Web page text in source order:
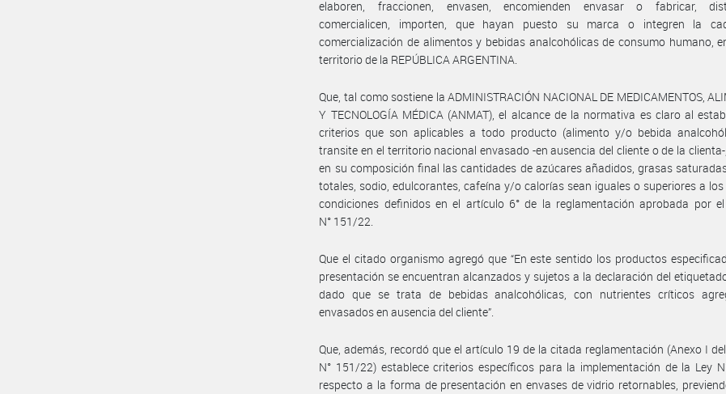
elaboren, fraccionen, envasen, encomienden envasar o fabricar,
comercialicen, importen, que hayan puesto su marca o integren la
comercialización de alimentos y bebidas analcohólicas de consumo humano,
territorio de la REPÚBLICA ARGENTINA.
Que, tal como sostiene la ADMINISTRACIÓN NACIONAL DE MEDICAMENTOS,
Y TECNOLOGÍA MÉDICA (ANMAT), el alcance de la normativa es claro al
criterios que son aplicables a todo producto (alimento y/o bebida
transite en el territorio nacional envasado -en ausencia del cliente o de la
en su composición final las cantidades de azúcares añadidos, grasas
totales, sodio, edulcorantes, cafeína y/o calorías sean iguales o superiores a
condiciones definidos en el artículo 6° de la reglamentación aprobada por
N° 151/22.
Que el citado organismo agregó que “En este sentido los productos
presentación se encuentran alcanzados y sujetos a la declaración del
dado que se trata de bebidas analcohólicas, con nutrientes críticos
envasados en ausencia del cliente”.
Que, además, recordó que el artículo 19 de la citada reglamentación (Anexo I
N° 151/22) establece criterios específicos para la implementación de la Ley
respecto a la forma de presentación en envases de vidrio retornables,